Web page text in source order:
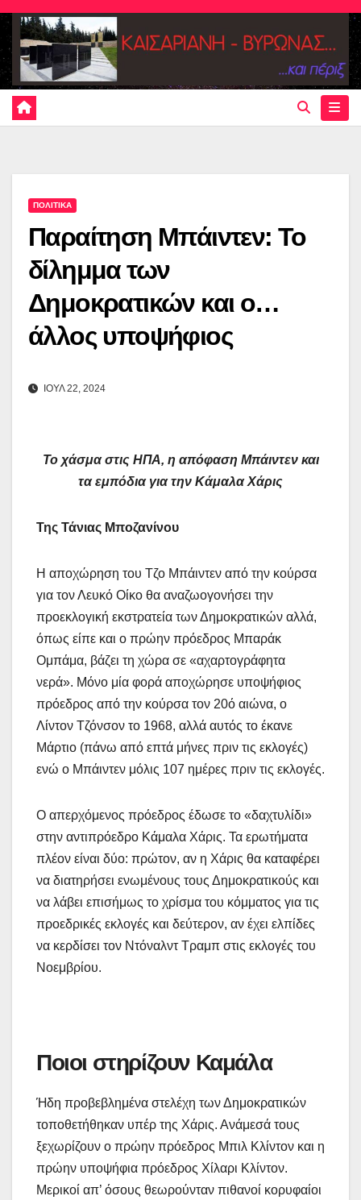
Skip
content
ΠΟΛΙΤΙΚΑ
Παραίτηση Μπάιντεν: Το
δίλημμα των
Δημοκρατικών και ο…
άλλος υποψήφιος
ΙΟΥΛ 22, 2024
Το χάσμα στις ΗΠΑ, η απόφαση Μπάιντεν και
τα εμπόδια για την Κάμαλα Χάρις
Της Τάνιας Μποζανίνου
Η αποχώρηση του Τζο Μπάιντεν από την κούρσα
για τον Λευκό Οίκο θα αναζωογονήσει την
προεκλογική εκστρατεία των Δημοκρατικών αλλά,
όπως είπε και ο πρώην πρόεδρος Μπαράκ
Ομπάμα, βάζει τη χώρα σε «αχαρτογράφητα
νερά». Μόνο μία φορά αποχώρησε υποψήφιος
πρόεδρος από την κούρσα τον 20ό αιώνα, ο
Λίντον Τζόνσον το 1968, αλλά αυτός το έκανε
Μάρτιο (πάνω από επτά μήνες πριν τις εκλογές)
ενώ ο Μπάιντεν μόλις 107 ημέρες πριν τις εκλογές.
Ο απερχόμενος πρόεδρος έδωσε το «δαχτυλίδι»
στην αντιπρόεδρο Κάμαλα Χάρις. Τα ερωτήματα
πλέον είναι δύο: πρώτον, αν η Χάρις θα καταφέρει
να διατηρήσει ενωμένους τους Δημοκρατικούς και
να λάβει επισήμως το χρίσμα του κόμματος για τις
προεδρικές εκλογές και δεύτερον, αν έχει ελπίδες
να κερδίσει τον Ντόναλντ Τραμπ στις εκλογές του
Νοεμβρίου.
Ποιοι στηρίζουν Καμάλα
Ήδη προβεβλημένα στελέχη των Δημοκρατικών
τοποθετήθηκαν υπέρ της Χάρις. Ανάμεσά τους
ξεχωρίζουν ο πρώην πρόεδρος Μπιλ Κλίντον και η
πρώην υποψήφια πρόεδρος Χίλαρι Κλίντον.
Μερικοί απ’ όσους θεωρούνταν πιθανοί κορυφαίοι